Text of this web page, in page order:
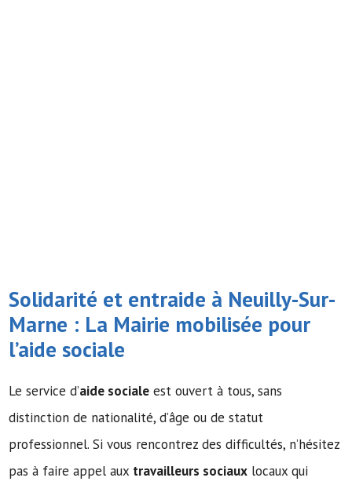
Solidarité et entraide à Neuilly-Sur-
Marne : La Mairie mobilisée pour
l’aide sociale
Le service d’aide sociale est ouvert à tous, sans
distinction de nationalité, d’âge ou de statut
professionnel. Si vous rencontrez des difficultés, n’hésitez
pas à faire appel aux travailleurs sociaux locaux qui